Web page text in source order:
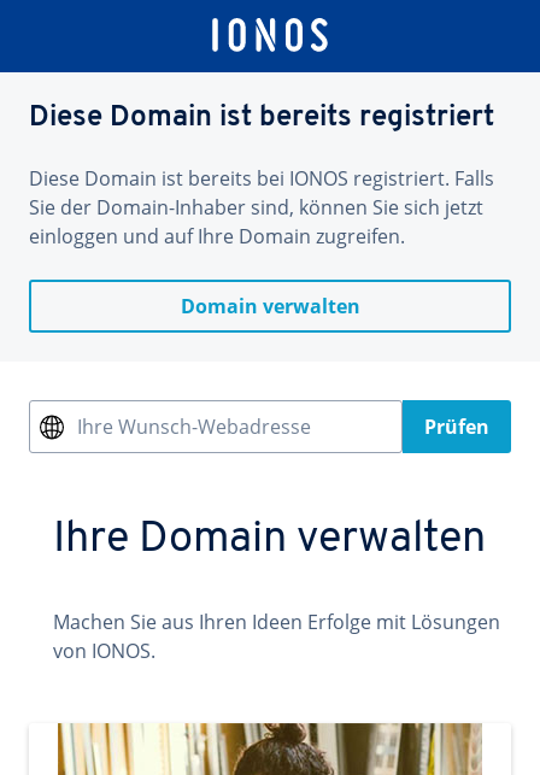
Diese Domain ist bereits registriert
Diese Domain ist bereits bei IONOS registriert. Falls
Sie der Domain-Inhaber sind, können Sie sich jetzt
einloggen und auf Ihre Domain zugreifen.
Domain verwalten
Ihre Wunsch-Webadresse Prüfen
Ihre Domain verwalten
Machen Sie aus Ihren Ideen Erfolge mit Lösungen
von IONOS.